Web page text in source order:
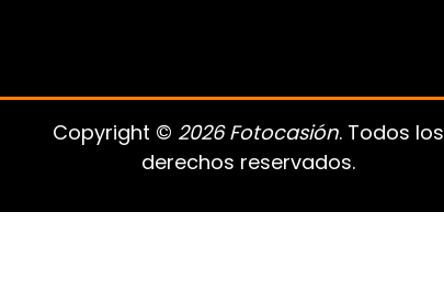
Copyright © 2026 Fotocasión. Todos los
derechos reservados.